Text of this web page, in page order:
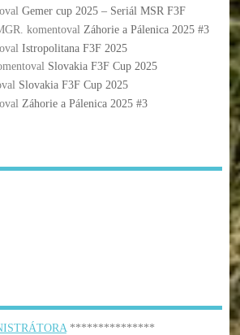
Gemer cup 2025 – Seriál MSR F3F
komentoval Záhorie a Pálenica 2025 #3
Istropolitana F3F 2025
Slovakia F3F Cup 2025
Slovakia F3F Cup 2025
Záhorie a Pálenica 2025 #3
***************